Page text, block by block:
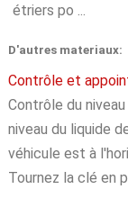
étriers po ...
D'autres materiaux:
Contrôle et
Contrôle du
niveau du liquide
véhicule est à
Tournez la clé en